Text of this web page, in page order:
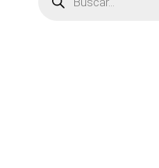
productos